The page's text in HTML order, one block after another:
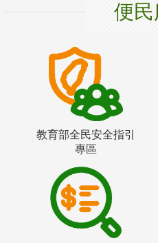
便
教育部全民安全指引
專區